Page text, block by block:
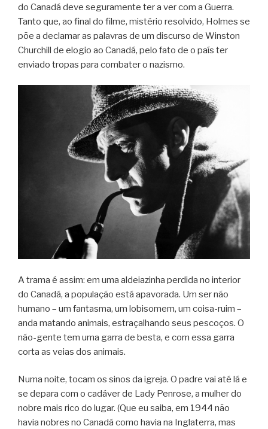
do Canadá deve seguramente ter a ver com a Guerra.
Tanto que, ao final do filme, mistério resolvido, Holmes se
põe a declamar as palavras de um discurso de Winston
Churchill de elogio ao Canadá, pelo fato de o país ter
enviado tropas para combater o nazismo.
A trama é assim: em uma aldeiazinha perdida no interior
do Canadá, a população está apavorada. Um ser não
humano – um fantasma, um lobisomem, um coisa-ruim –
anda matando animais, estraçalhando seus pescoços. O
não-gente tem uma garra de besta, e com essa garra
corta as veias dos animais.
Numa noite, tocam os sinos da igreja. O padre vai até lá e
se depara com o cadáver de Lady Penrose, a mulher do
nobre mais rico do lugar. (Que eu saiba, em 1944 não
havia nobres no Canadá como havia na Inglaterra, mas